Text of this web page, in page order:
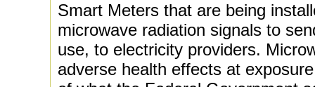
Smart Meters that are being
microwave radiation signals to
use, to electricity providers.
adverse health effects at